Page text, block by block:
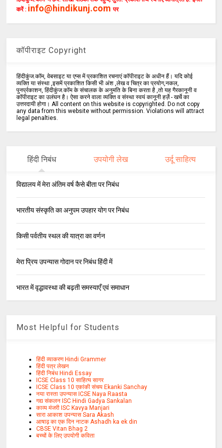
करें : info@hindikunj.com पर
कॉपीराइट Copyright
हिंदीकुंज.कॉम, वेबसाइट या एप्स में प्रकाशित रचनाएं कॉपीराइट के अधीन हैं। यदि कोई
व्यक्ति या संस्था ,इसमें प्रकाशित किसी भी अंश ,लेख व चित्र का प्रयोग,नकल,
पुनर्प्रकाशन, हिंदीकुंज.कॉम के संचालक के अनुमति के बिना करता है ,तो यह गैरकानूनी व
कॉपीराइट का उलंघन है। ऐसा करने वाला व्यक्ति व संस्था स्वयं कानूनी हर्ज़े - खर्चे का
उत्तरदायी होगा। All content on this website is copyrighted. Do not copy
any data from this website without permission. Violations will attract
legal penalties.
हिंदी निबंध उपयोगी लेख उर्दू साहित्य
विद्यालय में मेरा अंतिम वर्ष कैसे बीता पर निबंध
भारतीय संस्कृति का अनुपम उपहार योग पर निबंध
किसी पर्वतीय स्थल की यात्रा का वर्णन
मेरा प्रिय उपन्यास गोदान पर निबंध हिंदी में
भारत में वृद्धावस्था की बढ़ती समस्याएँ एवं समाधान
Most Helpful for Students
हिंदी व्याकरण Hindi Grammer
हिंदी पत्र लेखन
हिंदी निबंध Hindi Essay
ICSE Class 10 साहित्य सागर
ICSE Class 10 एकांकी संचय Ekanki Sanchay
नया रास्ता उपन्यास ICSE Naya Raasta
गद्य संकलन ISC Hindi Gadya Sankalan
काव्य मंजरी ISC Kavya Manjari
सारा आकाश उपन्यास Sara Akash
आषाढ़ का एक दिन नाटक Ashadh ka ek din
CBSE Vitan Bhag 2
बच्चों के लिए उपयोगी कविता